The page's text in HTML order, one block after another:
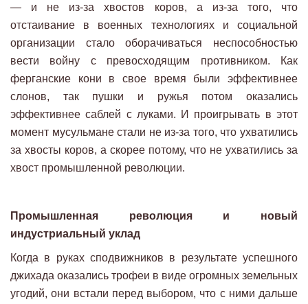
— и не из-за хвостов коров, а из-за того, что
отстаивание в военных технологиях и социальной
организации стало оборачиваться неспособностью
вести войну с превосходящим противником. Как
ферганские кони в свое время были эффективнее
слонов, так пушки и ружья потом оказались
эффективнее саблей с луками. И проигрывать в этот
момент мусульмане стали не из-за того, что ухватились
за хвосты коров, а скорее потому, что не ухватились за
хвост промышленной революции.
Промышленная революция и новый
индустриальный уклад
Когда в руках сподвижников в результате успешного
джихада оказались трофеи в виде огромных земельных
угодий, они встали перед выбором, что с ними дальше